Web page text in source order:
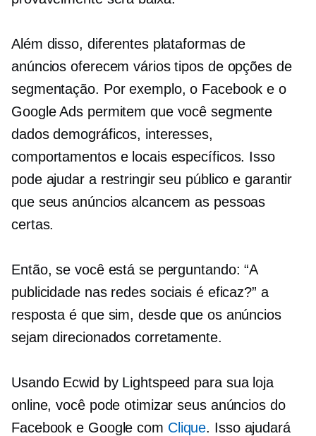
Além disso, diferentes plataformas de
anúncios oferecem vários tipos de opções de
segmentação. Por exemplo, o Facebook e o
Google Ads permitem que você segmente
dados demográficos, interesses,
comportamentos e locais específicos. Isso
pode ajudar a restringir seu público e garantir
que seus anúncios alcancem as pessoas
certas.
Então, se você está se perguntando: “A
publicidade nas redes sociais é eficaz?” a
resposta é que sim, desde que os anúncios
sejam direcionados corretamente.
Usando Ecwid by Lightspeed para sua loja
online, você pode otimizar seus anúncios do
Facebook e Google com Clique. Isso ajudará